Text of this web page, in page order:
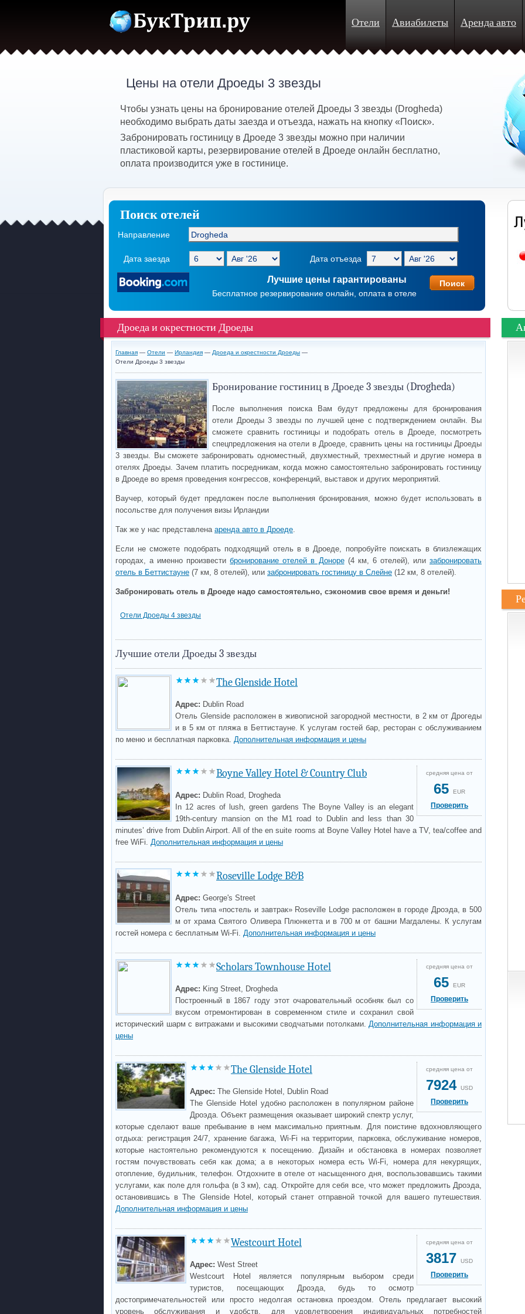
Отели Авиабилеты Аренда авто
Цены на отели Дроеды 3 звезды
Чтобы узнать цены на бронирование отелей Дроеды 3 звезды (Drogheda)
необходимо выбрать даты заезда и отъезда, нажать на кнопку «Поиск».
Забронировать гостиницу в Дроеде 3 звезды можно при наличии
пластиковой карты, резервирование отелей в Дроеде онлайн бесплатно,
оплата производится уже в гостинице.
Поиск отелей
Направление
Дата заезда Дата отъезда
Лучшие цены гарантированы
Бесплатное резервирование онлайн, оплата в отеле
Дроеда и окрестности Дроеды
Главная — Отели — Ирландия — Дроеда и окрестности Дроеды —
Отели Дроеды 3 звезды
Бронирование гостиниц в Дроеде 3 звезды (Drogheda)
После выполнения поиска Вам будут предложены для бронирования
отели Дроеды 3 звезды по лучшей цене с подтверждением онлайн. Вы
сможете сравнить гостиницы и подобрать отель в Дроеде, посмотреть
спецпредложения на отели в Дроеде, сравнить цены на гостиницы Дроеды
3 звезды. Вы сможете забронировать одноместный, двухместный, трехместный и другие номера в
отелях Дроеды. Зачем платить посредникам, когда можно самостоятельно забронировать гостиницу
в Дроеде во время проведения конгрессов, конференций, выставок и других мероприятий.
Ваучер, который будет предложен после выполнения бронирования, можно будет использовать в
посольстве для получения визы Ирландии
Так же у нас представлена аренда авто в Дроеде.
Если не сможете подобрать подходящий отель в в Дроеде, попробуйте поискать в близлежащих
городах, а именно произвестибронирование отелей в Доноре(4 км, 6 отелей), илизабронировать
отель в Беттистауне (7 км, 8 отелей), или забронировать гостиницу в Слейне (12 км, 8 отелей).
Забронировать отель в Дроеде надо самостоятельно, сэкономив свое время и деньги!
Отели Дроеды 4 звезды
Лучшие отели Дроеды 3 звезды
The Glenside Hotel
Адрес: Dublin Road
Отель Glenside расположен в живописной загородной местности, в 2 км от Дрогеды
и в 5 км от пляжа в Беттистауне. К услугам гостей бар, ресторан с обслуживанием
по меню и бесплатная парковка. Дополнительная информация и цены
средняя цена от
65 EUR
Проверить
Boyne Valley Hotel & Country Club
Адрес: Dublin Road, Drogheda
In 12 acres of lush, green gardens The Boyne Valley is an elegant
19th-century mansion on the M1 road to Dublin and less than 30
minutes’ drive from Dublin Airport. All of the en suite rooms at Boyne Valley Hotel have a TV, tea/coffee and
free WiFi. Дополнительная информация и цены
Roseville Lodge B&B
Адрес: George's Street
Отель типа «постель и завтрак» Roseville Lodge расположен в городе Дроэда, в 500
м от храма Святого Оливера Плюнкетта и в 700 м от башни Магдалены. К услугам
гостей номера с бесплатным Wi-Fi. Дополнительная информация и цены
средняя цена от
65 EUR
Проверить
Scholars Townhouse Hotel
Адрес: King Street, Drogheda
Построенный в 1867 году этот очаровательный особняк был со
вкусом отремонтирован в современном стиле и сохранил свой
исторический шарм с витражами и высокими сводчатыми потолками. Дополнительная информация и
цены
средняя цена от
7924 USD
Проверить
The Glenside Hotel
Адрес: The Glenside Hotel, Dublin Road
The Glenside Hotel удобно расположен в популярном районе
Дроэда. Объект размещения оказывает широкий спектр услуг,
которые сделают ваше пребывание в нем максимально приятным. Для поистине вдохновляющего
отдыха: регистрация 24/7, хранение багажа, Wi-Fi на территории, парковка, обслуживание номеров,
которые настоятельно рекомендуются к посещению. Дизайн и обстановка в номерах позволяет
гостям почувствовать себя как дома; а в некоторых номера есть Wi-Fi, номера для некурящих,
отопление, будильник, телефон. Отдохните в отеле от насыщенного дня, воспользовавшись такими
услугами, как поле для гольфа (в 3 км), сад. Откройте для себя все, что может предложить Дроэда,
остановившись в The Glenside Hotel, который станет отправной точкой для вашего путешествия.
Дополнительная информация и цены
средняя цена от
3817 USD
Проверить
Westcourt Hotel
Адрес: West Street
Westcourt Hotel является популярным выбором среди
туристов, посещающих Дроэда, будь то осмотр
достопримечательностей или просто недолгая остановка проездом. Отель предлагает высокий
уровень обслуживания и удобств, для удовлетворения индивидуальных потребностей